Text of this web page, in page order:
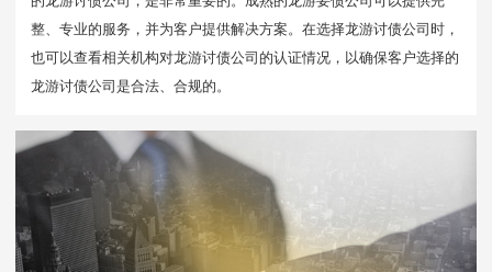
整、专业的服务，并为客户提供解决方案。在选择龙游讨债公司时，
也可以查看相关机构对龙游讨债公司的认证情况，以确保客户选择的
龙游讨债公司是合法、合规的。